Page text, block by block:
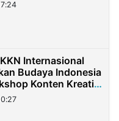
Internasional
Budaya Indonesia
Konten Kreatif